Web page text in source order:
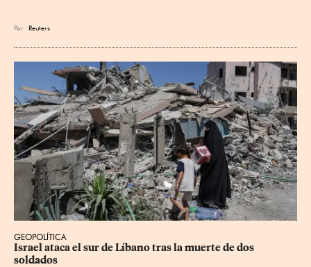
Por Reuters
GEOPOLÍTICA
Israel ataca el sur de Líbano tras la muerte de dos
soldados